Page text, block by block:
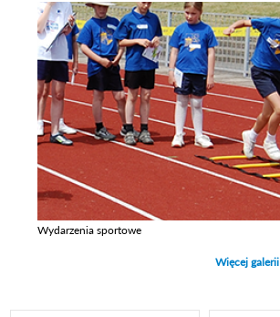
Wydarzenia sportowe
Więcej galerii